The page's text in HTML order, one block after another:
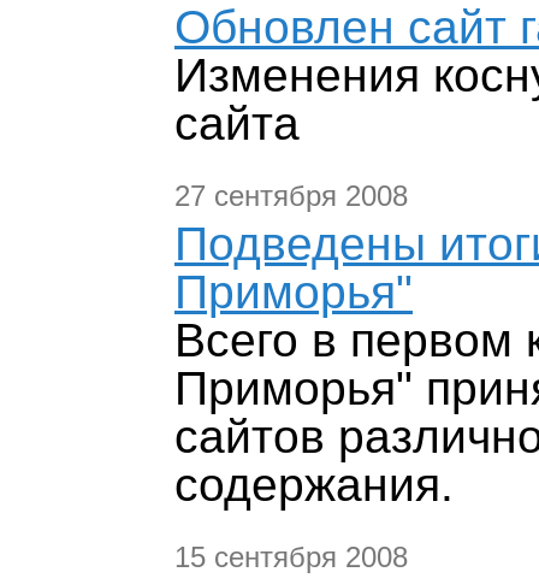
Обновлен сайт
Изменения
сайта
27 сентября 2008
Подведены
Приморья"
Всего в первом
Приморья"
сайтов
содержания.
15 сентября 2008